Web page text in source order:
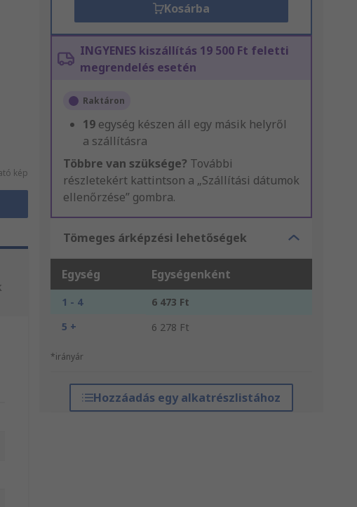
kép
Kosárba
INGYENES kiszállítás 19 500 Ft feletti
megrendelés esetén
Raktáron
19 egység készen áll egy másik helyről
a szállításra
Többre van szüksége? További
részletekért kattintson a „Szállítási dátumok
ellenőrzése” gombra.
Tömeges árképzési lehetőségek
Egység Egységenként
1 - 4
6 473 Ft
5 +
6 278 Ft
*irányár
Hozzáadás egy alkatrészlistához